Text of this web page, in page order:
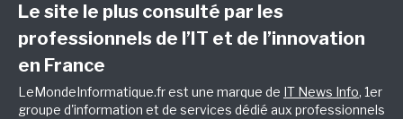
Le site le plus consulté par les
professionnels de l’IT et de l’innovation
en France
LeMondeInformatique.fr est une marque de IT News Info, 1er
groupe d'information et de services dédié aux professionnels